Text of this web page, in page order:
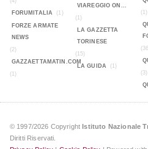
FORUMITALIA
(1)
FORZE ARMATE
NEWS
(2)
GAZZAETTAMATIN.COM
(1)
VIAREGGIO ON...
(1)
LA GAZZETTA
TORINESE
(15)
LA GUIDA
(1)
(1)
(3)
© 1997/2026 CopyrightIstituto Nazionale
Diritti Riservati.